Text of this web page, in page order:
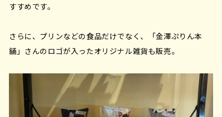
すすめです。
さらに、プリンなどの食品だけでなく、「金澤ぷりん本
舗」さんのロゴが入ったオリジナル雑貨も販売。